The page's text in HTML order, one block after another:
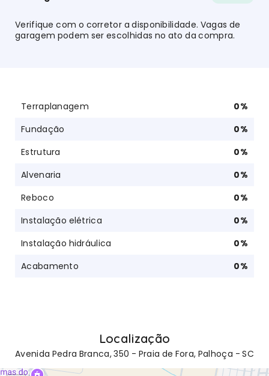
Verifique com o corretor a disponibilidade. Vagas de
garagem podem ser escolhidas no ato da compra.
Terraplanagem 0%
Fundação
0%
Estrutura
0%
Alvenaria
0%
Reboco
0%
Instalação elétrica
0%
Instalação hidráulica
0%
Acabamento
0%
Localização
Avenida Pedra Branca, 350 - Praia de Fora, Palhoça - SC